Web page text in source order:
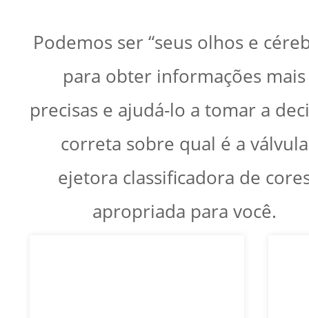
Podemos ser “seus olhos e
para obter informações mais
precisas e ajudá-lo a tomar a
correta sobre qual é a válvula
ejetora classificadora de
apropriada para você.